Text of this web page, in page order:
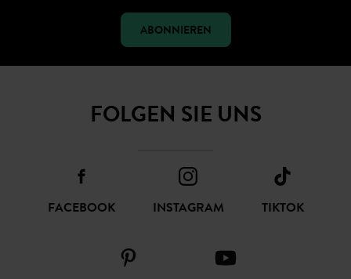
ABONNIEREN
FOLGEN SIE UNS
FACEBOOK INSTAGRAM TIKTOK